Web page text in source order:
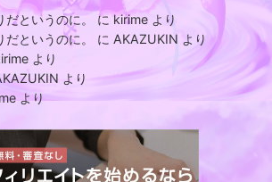
というのに。 にkirime より
というのに。
に AKAZUKIN より
より
より
より